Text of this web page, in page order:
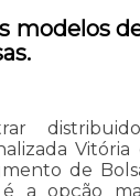
modelos
de
a opção